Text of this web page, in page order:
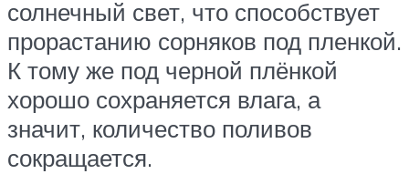
солнечный свет, что способствует
прорастанию сорняков под пленкой.
К тому же под черной плёнкой
хорошо сохраняется влага, а
значит, количество поливов
сокращается.